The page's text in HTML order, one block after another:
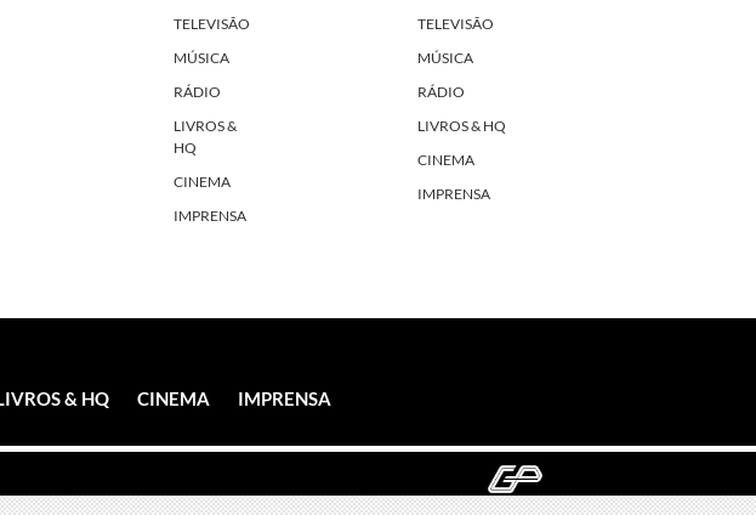
TELEVISÃO
MÚSICA
RÁDIO
LIVROS &
HQ
CINEMA
IMPRENSA
TELEVISÃO
MÚSICA
RÁDIO
LIVROS & HQ
CINEMA
IMPRENSA
& HQ CINEMA IMPRENSA